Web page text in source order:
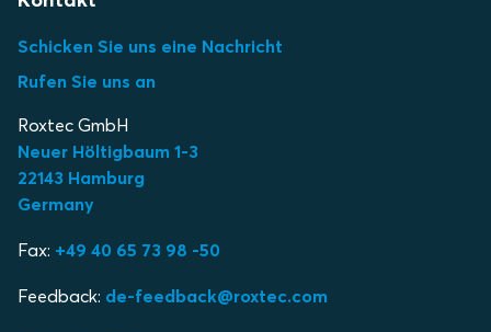
Schicken Sie uns eine Nachricht
Rufen Sie uns an
Roxtec GmbH
Neuer Höltigbaum 1-3
22143 Hamburg
Germany
Fax: +49 40 65 73 98 -50
Feedback: de-feedback@roxtec.com